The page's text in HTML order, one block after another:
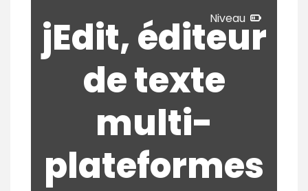
Niveau
i
jEdit, éditeur
de texte
multi-
plateformes